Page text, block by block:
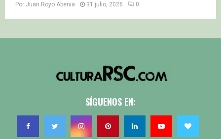
Por Juan Royo Abenia 31 julio, 2026 0
SÍGUENOS EN: